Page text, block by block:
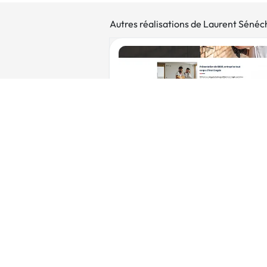
Autres réalisations de Laurent